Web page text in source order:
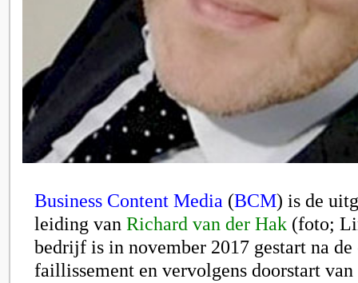
Business Content Media (BCM) is de
leiding van Richard van der Hak (foto;
bedrijf is in november 2017 gestart na de
faillissement en vervolgens doorstart